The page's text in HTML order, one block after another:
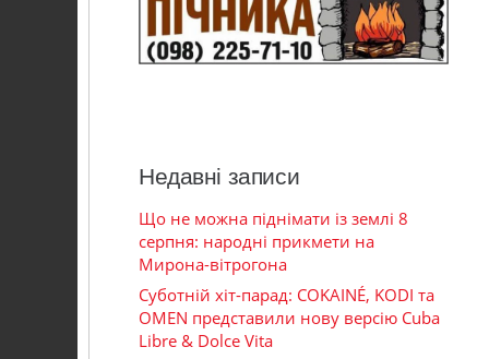
Недавні записи
Що не можна піднімати із землі 8
серпня: народні прикмети на
Мирона-вітрогона
Суботній хіт-парад: COKAINÉ, KODI та
OMEN представили нову версію Cuba
Libre & Dolce Vita